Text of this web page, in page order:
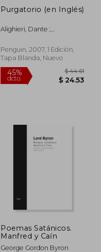
Purgatorio (en Inglés)
Alighieri, Dante ;
Kirkpatrick, Robin
Penguin, 2007, 1 Edición,
Tapa Blanda, Nuevo
Poemas Satánicos.
Manfred y Caín
George Gordon Byron